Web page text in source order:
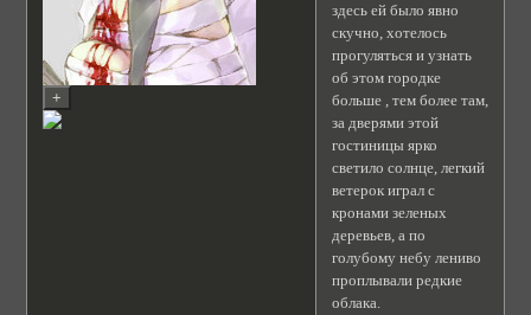
здесь ей было явно
скучно, хотелось
прогуляться и узнать
об этом городке
больше , тем более там,
за дверями этой
гостиницы ярко
светило солнце, легкий
ветерок играл с
кронами зеленых
деревьев, а по
голубому небу лениво
проплывали редкие
облака.